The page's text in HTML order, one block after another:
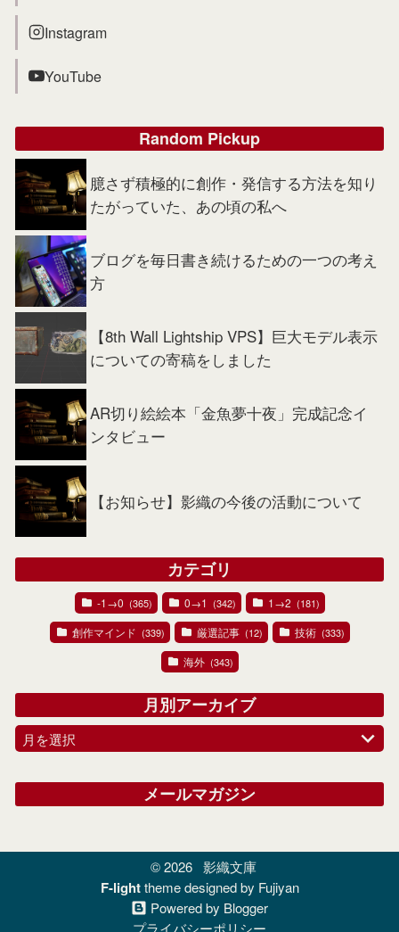
Instagram
YouTube
Random Pickup
臆さず積極的に創作・発信する方法を知り
たがっていた、あの頃の私へ
ブログを毎日書き続けるための一つの考え
方
【8th Wall Lightship VPS】巨大モデル表示
についての寄稿をしました
AR切り絵絵本「金魚夢十夜」完成記念イ
ンタビュー
【お知らせ】影織の今後の活動について
カテゴリ
-1→0 (365) 0→1 (342) 1→2 (181)
創作マインド (339) 厳選記事 (12) 技術 (333)
海外 (343)
月別アーカイブ
月を選択
メールマガジン
© 2026 影織文庫
F-light theme designed by Fujiyan
Powered by Blogger
プライバシーポリシー